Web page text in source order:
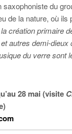
saxophoniste du
de la nature, où ils
création primaire
autres demi-
du verre
28 mai (visite